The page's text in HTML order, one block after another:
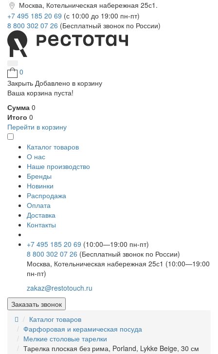
Москва, Котельническая набережная 25с1.
+7 495 185 20 69 (с 10:00 до 19:00 пн-пт)
8 800 302 07 26 (Бесплатный звонок по России)
0
Закрыть Добавлено в корзину
Ваша корзина пуста!
Сумма 0
Итого 0
Перейти в корзину
Каталог товаров
О нас
Наше производство
Бренды
Новинки
Распродажа
Оплата
Доставка
Контакты
+7 495 185 20 69 (10:00—19:00 пн-пт)
8 800 302 07 26 (Бесплатный звонок по России)
Москва, Котельническая набережная 25с1 (10:00—19:00
пн-пт)
zakaz@restotouch.ru
Заказать звонок
Каталог товаров
Фарфоровая и керамическая посуда
Мелкие столовые тарелки
Тарелка плоская без рима, Porland, Lykke Beige, 30 см